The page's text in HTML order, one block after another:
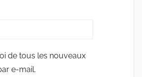
de tous les nouveaux
e-mail.